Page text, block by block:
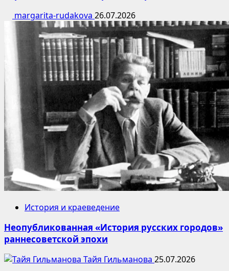
margarita-rudakova 26.07.2026
История и краеведение
Неопубликованная «История русских городов»
раннесоветской эпохи
Тайя Гильманова 25.07.2026